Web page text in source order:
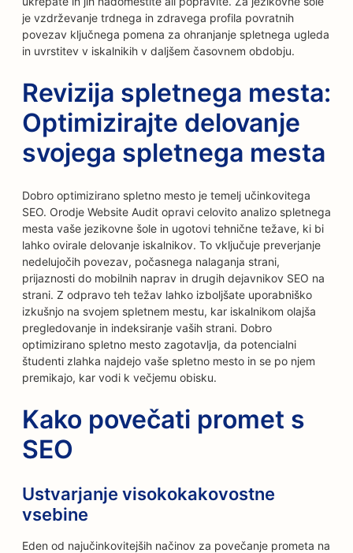
je vzdrževanje trdnega in zdravega profila povratnih
povezav ključnega pomena za ohranjanje spletnega ugleda
in uvrstitev v iskalnikih v daljšem časovnem obdobju.
Revizija spletnega mesta:
Optimizirajte delovanje
svojega spletnega mesta
Dobro optimizirano spletno mesto je temelj učinkovitega
SEO. Orodje Website Audit opravi celovito analizo spletnega
mesta vaše jezikovne šole in ugotovi tehnične težave, ki bi
lahko ovirale delovanje iskalnikov. To vključuje preverjanje
nedelujočih povezav, počasnega nalaganja strani,
prijaznosti do mobilnih naprav in drugih dejavnikov SEO na
strani. Z odpravo teh težav lahko izboljšate uporabniško
izkušnjo na svojem spletnem mestu, kar iskalnikom olajša
pregledovanje in indeksiranje vaših strani. Dobro
optimizirano spletno mesto zagotavlja, da potencialni
študenti zlahka najdejo vaše spletno mesto in se po njem
premikajo, kar vodi k večjemu obisku.
Kako povečati promet s
SEO
Ustvarjanje visokokakovostne
vsebine
Eden od najučinkovitejših načinov za povečanje prometa na